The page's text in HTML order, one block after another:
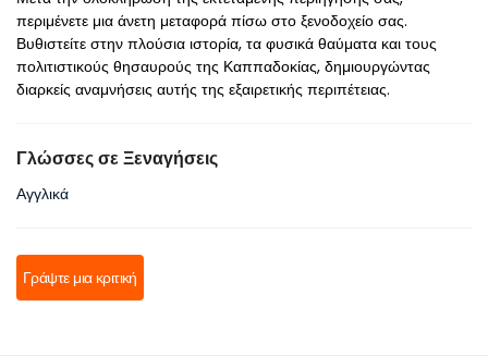
περιμένετε μια άνετη μεταφορά πίσω στο ξενοδοχείο σας.
Βυθιστείτε στην πλούσια ιστορία, τα φυσικά θαύματα και τους
πολιτιστικούς θησαυρούς της Καππαδοκίας, δημιουργώντας
διαρκείς αναμνήσεις αυτής της εξαιρετικής περιπέτειας.
Γλώσσες σε Ξεναγήσεις
Αγγλικά
Γράψτε μια κριτική